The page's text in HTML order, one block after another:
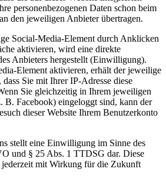
personenbezogenen Daten schon beim
den jeweiligen Anbieter übertragen.
Social-Media-Element durch Anklicken
aktivieren, wird eine direkte
Anbieters hergestellt (Einwilligung).
Element aktivieren, erhält der jeweilige
Sie mit Ihrer IP-Adresse diese
Sie gleichzeitig in Ihrem jeweiligen
B. Facebook) eingeloggt sind, kann der
dieser Website Ihrem Benutzerkonto
stellt eine Einwilligung im Sinne des
und § 25 Abs. 1 TTDSG dar. Diese
mit Wirkung für die Zukunft